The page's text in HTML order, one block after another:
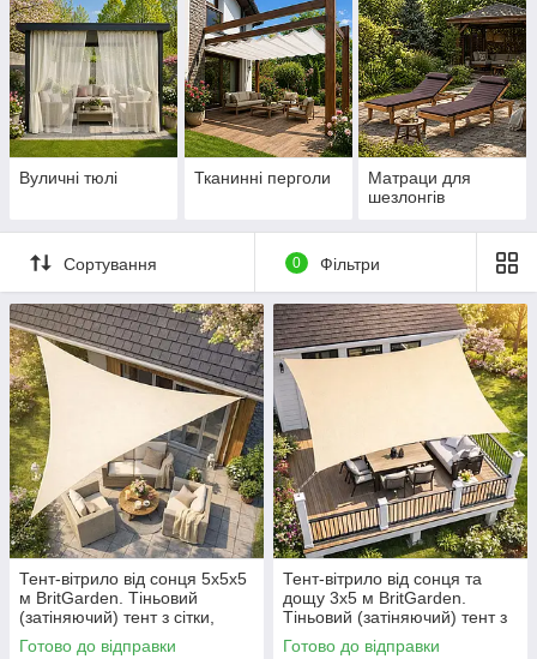
Вуличні тюлі Тканинні перголи
Матраци для
шезлонгів
Сортування 0 Фільтри
Тент-вітрило від сонця 5х5х5
м BritGarden. Тіньовий
(затіняючий) тент з сітки,
молоко. Тінь 95%
Готово до відправки
Тент-вітрило від сонця та
дощу 3х5 м BritGarden.
Тіньовий (затіняючий) тент з
оксфорду, бежевий. Тінь 95%
Готово до відправки